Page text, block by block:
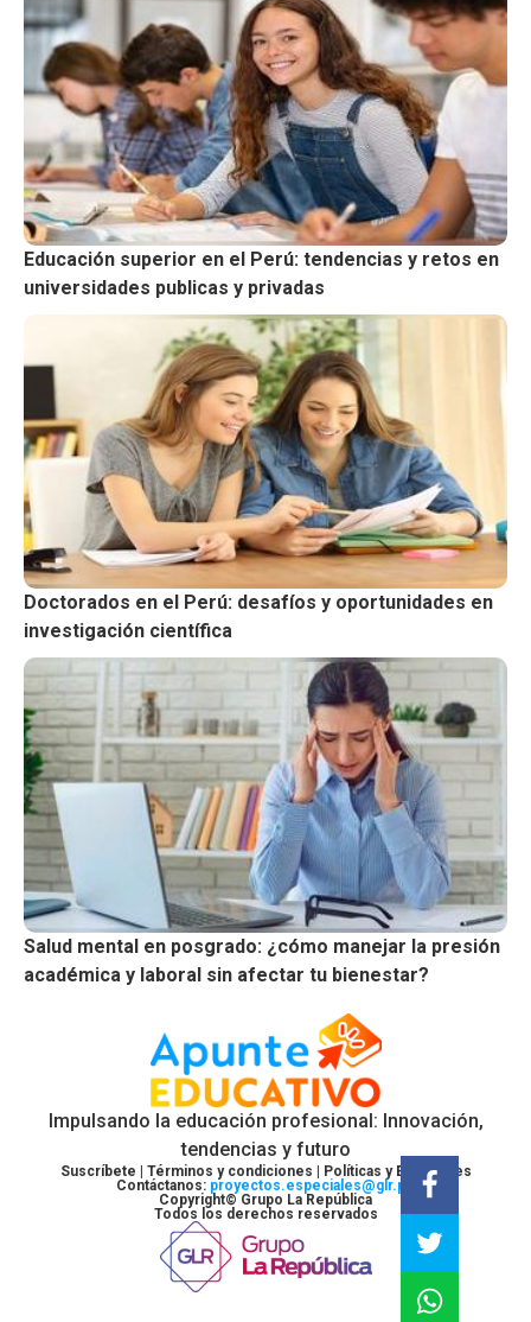
Educación superior en el Perú: tendencias y retos en
universidades publicas y privadas
Doctorados en el Perú: desafíos y oportunidades en
investigación científica
Salud mental en posgrado: ¿cómo manejar la presión
académica y laboral sin afectar tu bienestar?
Impulsando la educación profesional: Innovación,
tendencias y futuro
Suscríbete | Términos y condiciones | Políticas y Estándares
Contáctanos: proyectos.especiales@glr.pe
Copyright© Grupo La República
Todos los derechos reservados